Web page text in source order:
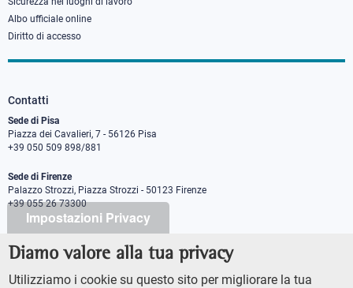
Impostazioni Privacy
Diamo valore alla tua privacy
Utilizziamo i cookie su questo sito per migliorare la tua
Albo ufficiale online
Diritto di accesso
Contatti
Sede di Pisa
Piazza dei Cavalieri, 7 - 56126 Pisa
+39 050 509 898/881
Sede di Firenze
Palazzo Strozzi, Piazza Strozzi - 50123 Firenze
+39 055 26 73300
PEC protocollo@pec.sns.it
Codice Fiscale 8000 5050507